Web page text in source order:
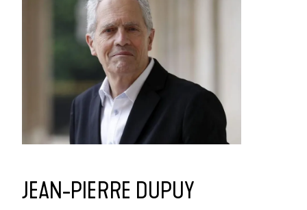
JEAN-PIERRE DUPUY